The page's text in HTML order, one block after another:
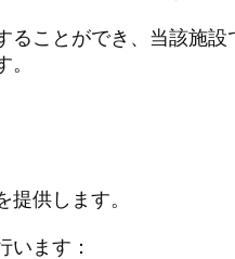
ことができ、当該施
供します。
ます：